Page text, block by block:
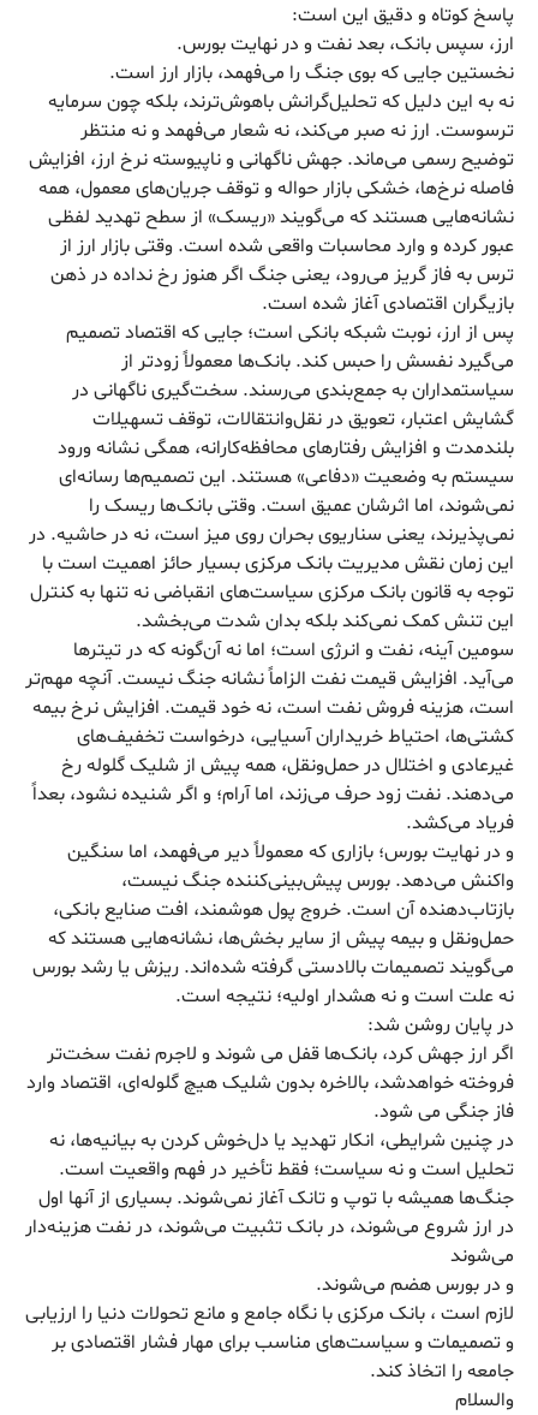
پاسخ کوتاه و دقیق این است:
ارز، سپس بانک، بعد نفت و در نهایت بورس.
نخستین جایی که بوی جنگ را می‌فهمد، بازار ارز است.
نه به این دلیل که تحلیل‌گرانش باهوش‌ترند، بلکه چون سرمایه
ترسوست. ارز نه صبر می‌کند، نه شعار می‌فهمد و نه منتظر
توضیح رسمی می‌ماند. جهش ناگهانی و ناپیوسته نرخ ارز، افزایش
فاصله نرخ‌ها، خشکی بازار حواله و توقف جریان‌های معمول، همه
نشانه‌هایی هستند که می‌گویند «ریسک» از سطح تهدید لفظی
عبور کرده و وارد محاسبات واقعی شده است. وقتی بازار ارز از
ترس به فاز گریز می‌رود، یعنی جنگ اگر هنوز رخ نداده در ذهن
بازیگران اقتصادی آغاز شده است.
پس از ارز، نوبت شبکه بانکی است؛ جایی که اقتصاد تصمیم
می‌گیرد نفسش را حبس کند. بانک‌ها معمولاً زودتر از
سیاستمداران به جمع‌بندی می‌رسند. سخت‌گیری ناگهانی در
گشایش اعتبار، تعویق در نقل‌وانتقالات، توقف تسهیلات
بلندمدت و افزایش رفتارهای محافظه‌کارانه، همگی نشانه ورود
سیستم به وضعیت «دفاعی» هستند. این تصمیم‌ها رسانه‌ای
نمی‌شوند، اما اثرشان عمیق است. وقتی بانک‌ها ریسک را
نمی‌پذیرند، یعنی سناریوی بحران روی میز است، نه در حاشیه. در
این زمان نقش مدیریت بانک مرکزی بسیار حائز اهمیت است با
توجه به قانون بانک مرکزی سیاست‌های انقباضی نه تنها به کنترل
این تنش کمک نمی‌کند بلکه بدان شدت می‌بخشد.
سومین آینه، نفت و انرژی است؛ اما نه آن‌گونه که در تیترها
می‌آید. افزایش قیمت نفت الزاماً نشانه جنگ نیست. آنچه مهم‌تر
است، هزینه فروش نفت است، نه خود قیمت. افزایش نرخ بیمه
کشتی‌ها، احتیاط خریداران آسیایی، درخواست تخفیف‌های
غیرعادی و اختلال در حمل‌ونقل، همه پیش از شلیک گلوله رخ
می‌دهند. نفت زود حرف می‌زند، اما آرام؛ و اگر شنیده نشود، بعداً
فریاد می‌کشد.
و در نهایت بورس؛ بازاری که معمولاً دیر می‌فهمد، اما سنگین
واکنش می‌دهد. بورس پیش‌بینی‌کننده جنگ نیست،
بازتاب‌دهنده آن است. خروج پول هوشمند، افت صنایع بانکی،
حمل‌ونقل و بیمه پیش از سایر بخش‌ها، نشانه‌هایی هستند که
می‌گویند تصمیمات بالادستی گرفته شده‌اند. ریزش یا رشد بورس
نه علت است و نه هشدار اولیه؛ نتیجه است.
در پایان روشن شد:
اگر ارز جهش کرد، بانک‌ها قفل می شوند و لاجرم نفت سخت‌تر
فروخته خواهدشد، بالاخره بدون شلیک هیچ گلوله‌ای، اقتصاد وارد
فاز جنگی می شود.
در چنین شرایطی، انکار تهدید یا دل‌خوش کردن به بیانیه‌ها، نه
تحلیل است و نه سیاست؛ فقط تأخیر در فهم واقعیت است.
جنگ‌ها همیشه با توپ و تانک آغاز نمی‌شوند. بسیاری از آنها اول
در ارز شروع می‌شوند، در بانک تثبیت می‌شوند، در نفت هزینه‌دار
می‌شوند
و در بورس هضم می‌شوند.
لازم است ، بانک مرکزی با نگاه جامع و مانع تحولات دنیا را ارزیابی
و تصمیمات و سیاست‌های مناسب برای مهار فشار اقتصادی بر
جامعه را اتخاذ کند.
والسلام